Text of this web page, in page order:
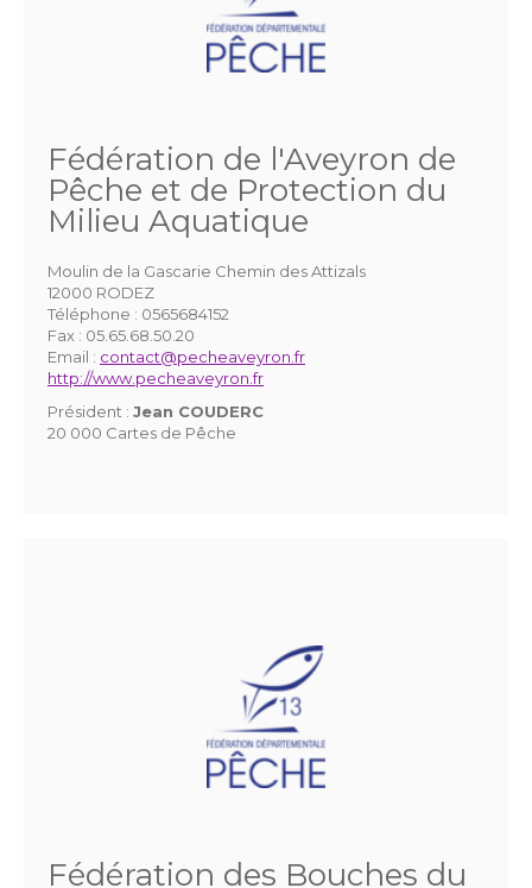
Fédération de l'Aveyron de
Pêche et de Protection du
Milieu Aquatique
Moulin de la Gascarie Chemin des Attizals
12000 RODEZ
Téléphone : 0565684152
Fax : 05.65.68.50.20
Email : contact@pecheaveyron.fr
http://www.pecheaveyron.fr
Président : Jean COUDERC
20 000 Cartes de Pêche
Fédération des Bouches du